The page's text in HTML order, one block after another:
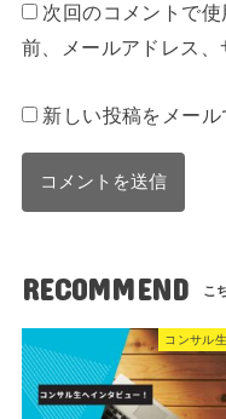
次回のコメントで
前、メールアドレス、
新しい投稿をメール
RECOMMEND
コンサル